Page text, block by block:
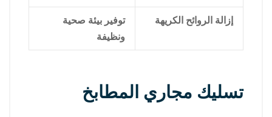
إزالة الروائح الكريهة
توفير بيئة صحية
ونظيفة
تسليك مجاري المطابخ